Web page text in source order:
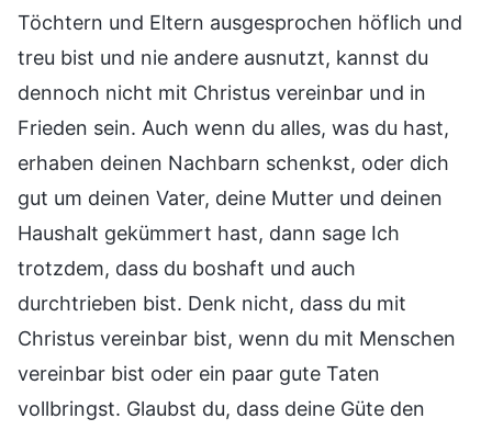
Töchtern und Eltern ausgesprochen höflich und
treu bist und nie andere ausnutzt, kannst du
dennoch nicht mit Christus vereinbar und in
Frieden sein. Auch wenn du alles, was du hast,
erhaben deinen Nachbarn schenkst, oder dich
gut um deinen Vater, deine Mutter und deinen
Haushalt gekümmert hast, dann sage Ich
trotzdem, dass du boshaft und auch
durchtrieben bist. Denk nicht, dass du mit
Christus vereinbar bist, wenn du mit Menschen
vereinbar bist oder ein paar gute Taten
vollbringst. Glaubst du, dass deine Güte den